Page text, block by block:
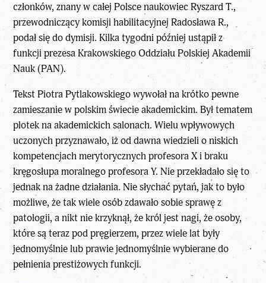
członków, znany w całej Polsce naukowiec Ryszard T.,
przewodniczący komisji habilitacyjnej Radosława R.,
podał się do dymisji. Kilka tygodni później ustąpił z
funkcji prezesa Krakowskiego Oddziału Polskiej Akademii
Nauk (PAN).
Tekst Piotra Pytlakowskiego wywołał na krótko pewne
zamieszanie w polskim świecie akademickim. Był tematem
plotek na akademickich salonach. Wielu wpływowych
uczonych przyznawało, iż od dawna wiedzieli o niskich
kompetencjach merytorycznych profesora X i braku
kręgosłupa moralnego profesora Y. Nie przekładało się to
jednak na żadne działania. Nie słychać pytań, jak to było
możliwe, że tak wiele osób zdawało sobie sprawę z
patologii, a nikt nie krzyknął, że król jest nagi, że osoby,
które są teraz pod pręgierzem, przez wiele lat były
jednomyślnie lub prawie jednomyślnie wybierane do
pełnienia prestiżowych funkcji.